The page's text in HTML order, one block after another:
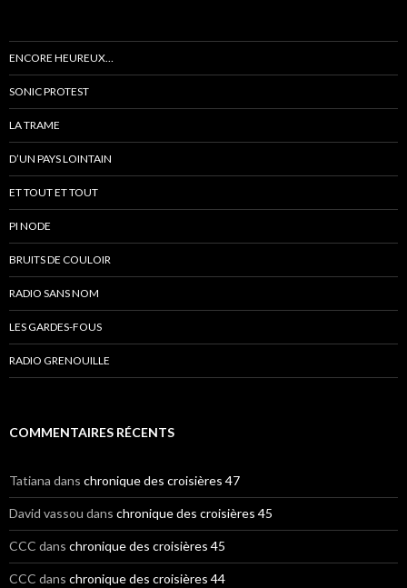
ENCORE HEUREUX…
SONIC PROTEST
LA TRAME
D’UN PAYS LOINTAIN
ET TOUT ET TOUT
PI NODE
BRUITS DE COULOIR
RADIO SANS NOM
LES GARDES-FOUS
RADIO GRENOUILLE
COMMENTAIRES RÉCENTS
Tatiana dans chronique des croisières 47
David vassou dans chronique des croisières 45
CCC dans chronique des croisières 45
CCC dans chronique des croisières 44